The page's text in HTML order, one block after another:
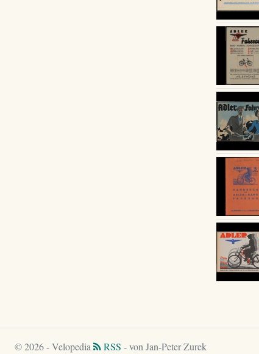
© 2026 - Velopedia RSS - von Jan-Peter Zurek